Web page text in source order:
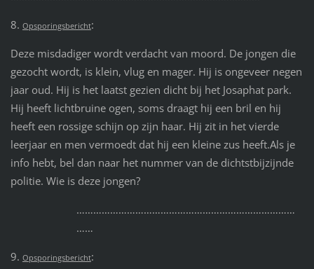
8. Opsporingsbericht:
Deze misdadiger wordt verdacht van moord. De jongen die
gezocht wordt, is klein, vlug en mager. Hij is ongeveer negen
jaar oud. Hij is het laatst gezien dicht bij het Josaphat park.
Hij heeft lichtbruine ogen, soms draagt hij een bril en hij
heeft een rossige schijn op zijn haar. Hij zit in het vierde
leerjaar en men vermoedt dat hij een kleine zus heeft.Als je
info hebt, bel dan naar het nummer van de dichtstbijzijnde
politie. Wie is deze jongen?
……………………………………………………………………
……
9. Opsporingsbericht: